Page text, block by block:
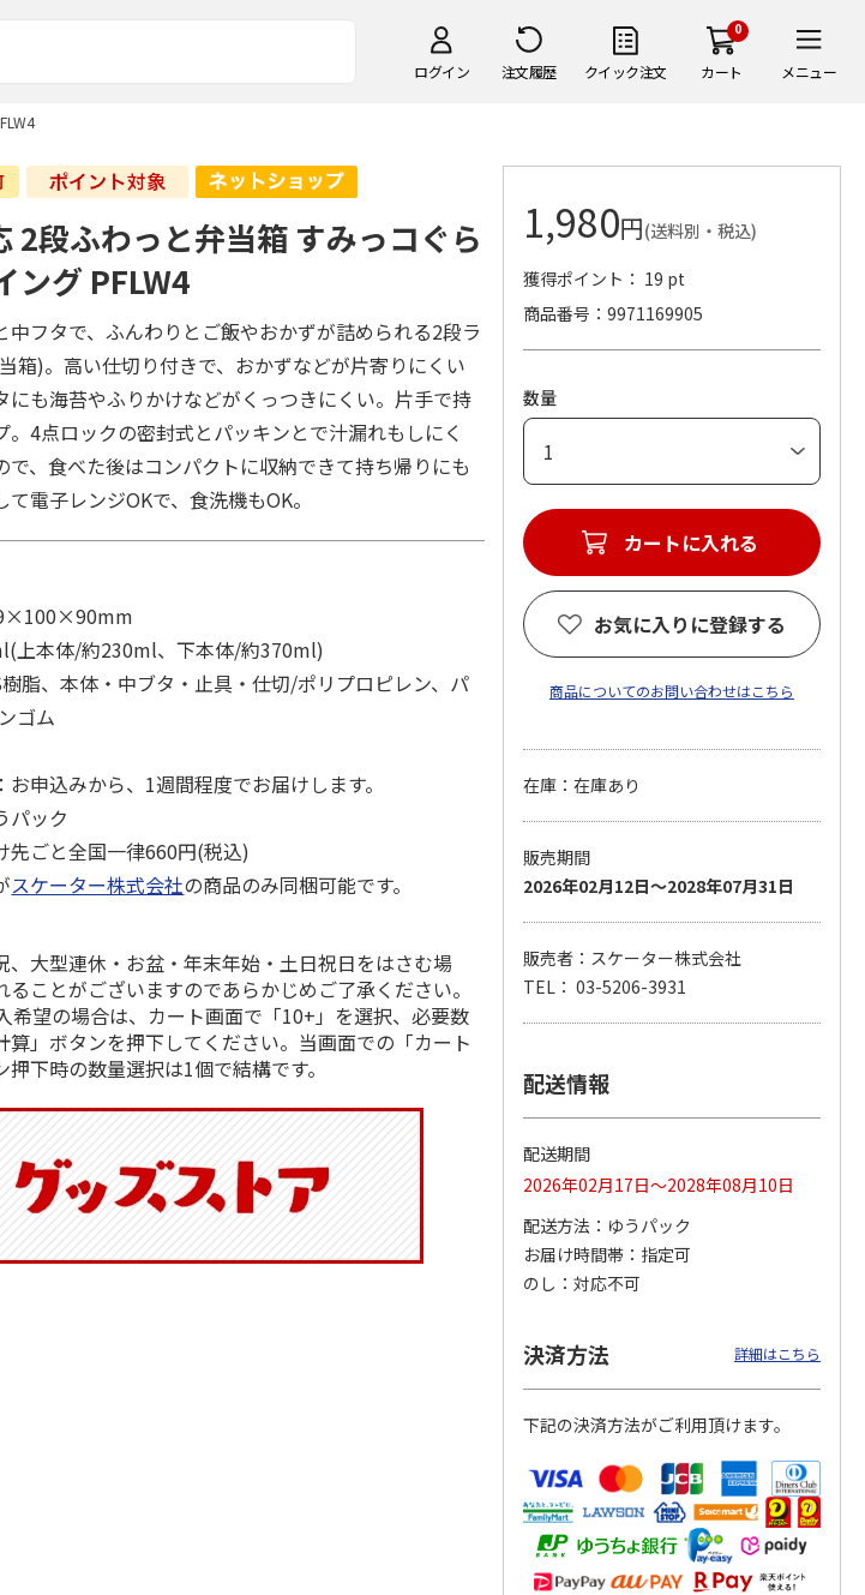
ログイン 注文履歴 クイック注文
0
カート メニュー
応 ふ
530ml
マスコット入りドリ
ンクボトル ハロー
キティ PSPR5MC
3,300円
陶器ダイカットマグ
カップ ポムポムプ
リン CHMGD4
2,970円
キティ KCOB2
2,200円
ふわっとフタタイト
パペットスンスン
R…
1,485円
(送料別・税込)
八角形ステンレスマ
2段ふわっと弁当箱 すみっコぐら
ング PFLW4
中フタで、ふんわりとご飯やおかずが詰められる2段ラ
箱)。高い仕切り付きで、おかずなどが片寄りにくい
にも海苔やふりかけなどがくっつきにくい。片手で持
。4点ロックの密封式とパッキンとで汁漏れもしにく
で、食べた後はコンパクトに収納できて持ち帰りにも
電子レンジOKで、食洗機もOK。
上本体/約230ml、下本体/約370ml)
脂、本体・中ブタ・止具・仕切/ポリプロピレン、パ
ゴム
申込みから、1週間程度でお届けします。
パック
ごと全国一律660円(税込)
スケーター株式会社の商品のみ同梱可能です。
大型連休・お盆・年末年始・土日祝日をはさむ場
ることがございますのであらかじめご了承ください。
希望の場合は、カート画面で「10+」を選択、必要数
算」ボタンを押下してください。当画面での「カート
下時の数量選択は1個で結構です。
1,980円(送料別・税込)
獲得ポイント： 19 pt
商品番号
9971169905
数量
カートに入れる
お気に入りに登録する
商品についてのお問い合わせはこちら
在庫：在庫あり
販売期間
2026年02月12日～2028年07月31日
販売者：スケーター株式会社
TEL： 03-5206-3931
配送情報
配送期間
2026年02月17日～2028年08月10日
配送方法
ゆうパック
お届け時間帯
指定可
のし
対応不可
決済方法 詳細はこちら
下記の決済方法がご利用頂けます。